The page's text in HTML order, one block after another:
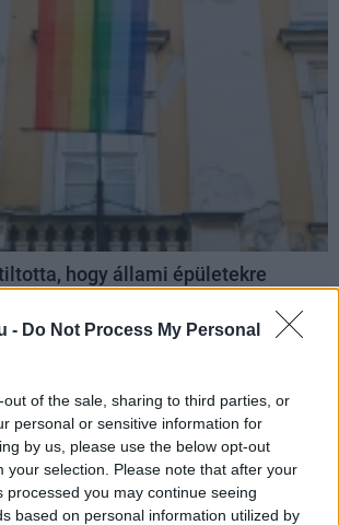
- Do Not Process My Personal
out of the sale, sharing to third parties, or
personal or sensitive information for
by us, please use the below opt-out
your selection. Please note that after your
processed you may continue seeing
based on personal information utilized by
hogy állami épületekre
kerüljön, de Karácsonyt ez nem
intézményekre felkerüljön a
de a főpolgármester már fel is